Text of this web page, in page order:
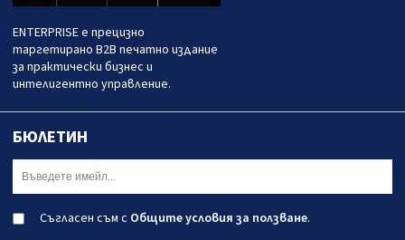
ENTERPRISE е прецизно
таргетирано B2B печатно издание
за практически бизнес и
интелигентно управление.
БЮЛЕТИН
Съгласен съм с Общите условия за ползване.